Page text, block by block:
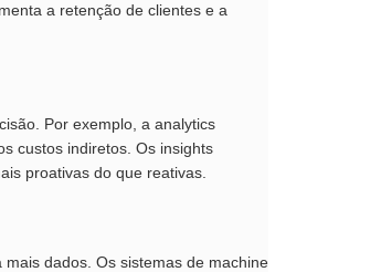
a retenção de clientes e a
Por exemplo, a analytics
custos indiretos. Os insights
proativas do que reativas.
dados. Os sistemas de machine